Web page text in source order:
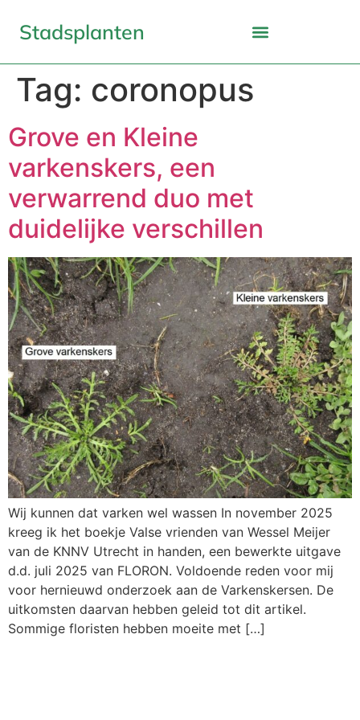
Stadsplanten
Tag: coronopus
Grove en Kleine
varkenskers, een
verwarrend duo met
duidelijke verschillen
Wij kunnen dat varken wel wassen In november 2025
kreeg ik het boekje Valse vrienden van Wessel Meijer
van de KNNV Utrecht in handen, een bewerkte uitgave
d.d. juli 2025 van FLORON. Voldoende reden voor mij
voor hernieuwd onderzoek aan de Varkenskersen. De
uitkomsten daarvan hebben geleid tot dit artikel.
Sommige floristen hebben moeite met […]